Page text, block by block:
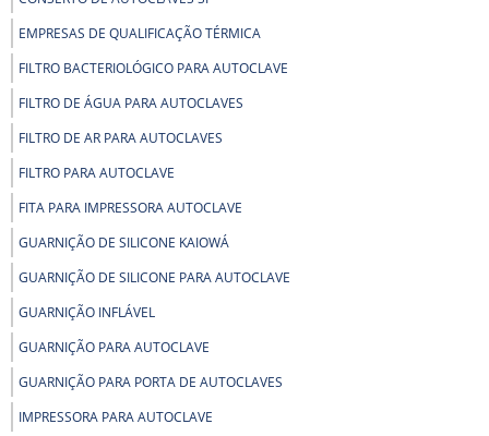
EMPRESAS DE QUALIFICAÇÃO TÉRMICA
FILTRO BACTERIOLÓGICO PARA AUTOCLAVE
FILTRO DE ÁGUA PARA AUTOCLAVES
FILTRO DE AR PARA AUTOCLAVES
FILTRO PARA AUTOCLAVE
FITA PARA IMPRESSORA AUTOCLAVE
GUARNIÇÃO DE SILICONE KAIOWÁ
GUARNIÇÃO DE SILICONE PARA AUTOCLAVE
GUARNIÇÃO INFLÁVEL
GUARNIÇÃO PARA AUTOCLAVE
GUARNIÇÃO PARA PORTA DE AUTOCLAVES
IMPRESSORA PARA AUTOCLAVE